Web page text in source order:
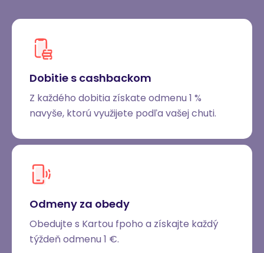
Dobitie s cashbackom
Z každého dobitia získate odmenu 1 %
navyše, ktorú využijete podľa vašej chuti.
Odmeny za obedy
Obedujte s Kartou fpoho a získajte každý
týždeň odmenu 1 €.